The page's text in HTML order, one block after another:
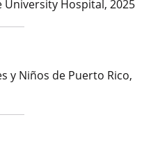
Hospital, 2025
y Niños de Puerto Rico,